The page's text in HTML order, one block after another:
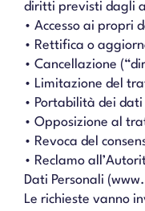
diritti previsti dagli
• Accesso ai propri
• Rettifica o
• Cancellazione
• Limitazione del
• Portabilità dei dati
• Opposizione al
• Revoca del
• Reclamo
Dati Personali
Le richieste vanno